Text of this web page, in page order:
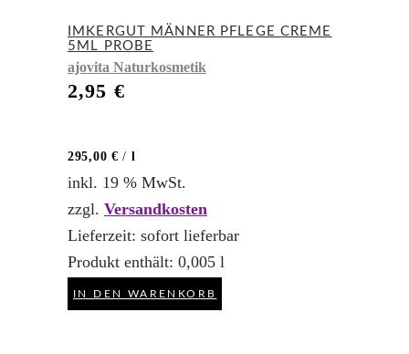
IMKERGUT MÄNNER PFLEGE CREME
5ML PROBE
ajovita Naturkosmetik
2,95 €
295,00 € / l
inkl. 19 % MwSt.
zzgl. Versandkosten
Lieferzeit: sofort lieferbar
Produkt enthält: 0,005 l
IN DEN WARENKORB